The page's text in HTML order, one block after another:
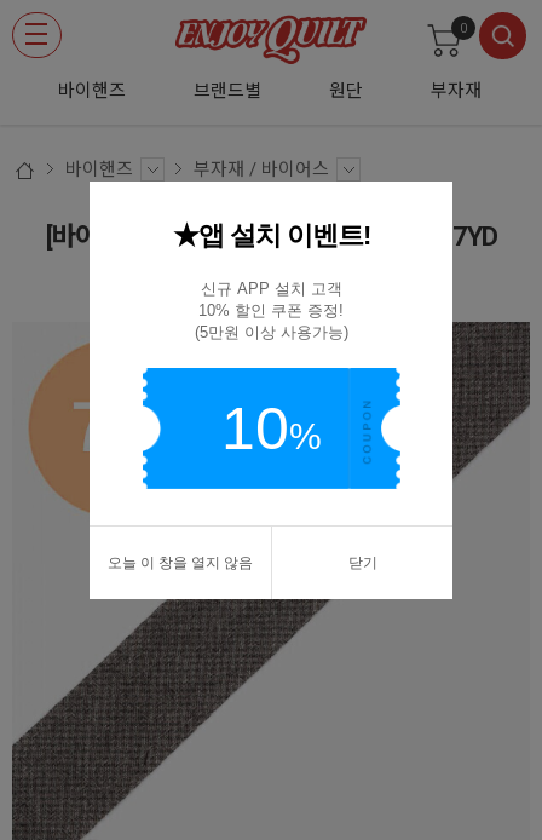
바이핸즈 브랜드별 원단 부자재
0
바이핸즈 부자재 / 바이어스
[바이핸즈] 바이어스 B381 (애쉬그레이) 7YD
B381-7YD EY20103-D
★앱 설치 이벤트!
신규 APP 설치 고객
10% 할인 쿠폰 증정!
(5만원 이상 사용가능)
10%
오늘 이 창을 열지 않음 닫기